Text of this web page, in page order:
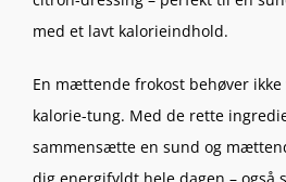
med et lavt kalorieindhold.
En mættende frokost behøver
kalorie-tung. Med de rette
sammensætte en sund og